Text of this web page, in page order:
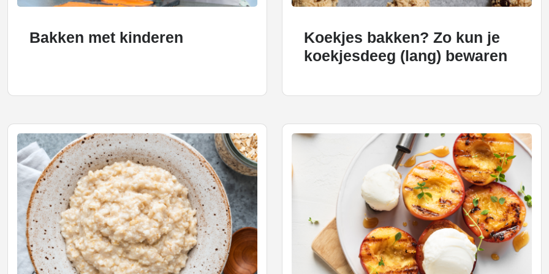
Bakken met kinderen
Koekjes bakken? Zo kun je
koekjesdeeg (lang) bewaren